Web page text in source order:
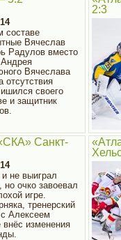
составе
Вячеслав
Радулов вместо
Вячеслава
отсутствия
своего
и защитник
2:3
Санкт-
не выиграл
очко завоевал
игре.
тренерский
Алексеем
изменения